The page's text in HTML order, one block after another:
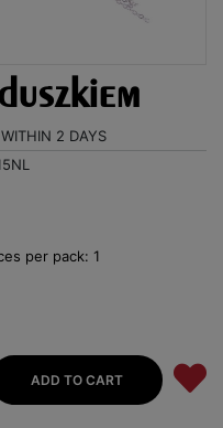
2 DAYS
per pack: 1